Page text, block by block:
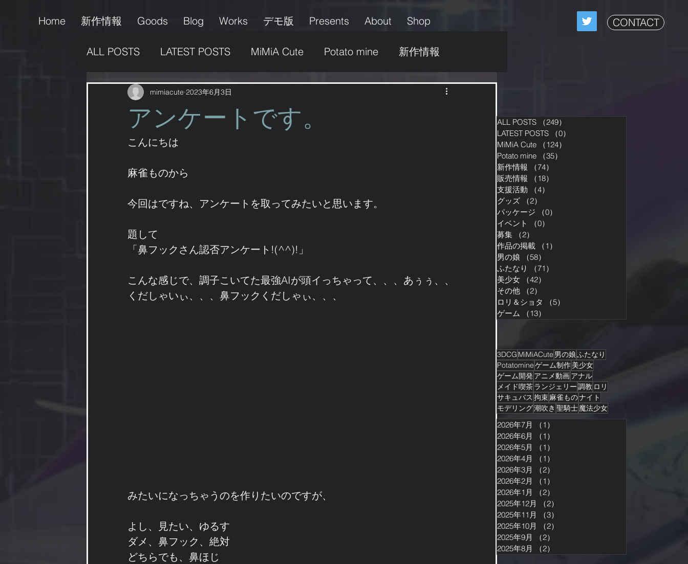
Home 新作情報 Goods Blog Works デモ版 Presents About Shop CONTACT
ALL POSTS LATEST POSTS MiMiA Cute Potato mine 新作情報
販売情報 支援活動 グッズ
男の娘 ふたなり 美少女
ゲーム
アンケートです。
mimiacute 2023年6月3日
こんにちは
麻雀ものから
今回はですね、アンケートを取ってみたいと思います。
題して
「鼻フックさん認否アンケート!(^^)!」
こんな感じで、調子こいてた最強AIが頭イっちゃって、、、あぅぅ、、
くだしゃいぃ、、、鼻フックくだしゃぃ、、、
みたいになっちゃうのを作りたいのですが、
よし、見たい、ゆるす
ダメ、鼻フック、絶対
どちらでも、鼻ほじ
ALL POSTS （249）
LATEST POSTS
（0）
MiMiA Cute
（124）
Potato mine
（35）
新作情報
（74）
販売情報
（18）
支援活動
（4）
グッズ
（2）
パッケージ
（0）
イベント
（0）
募集
（2）
作品の掲載
（1）
男の娘
（58）
ふたなり
（71）
美少女
（42）
その他
（2）
ロリ＆ショタ
（5）
ゲーム
（13）
3DCG MiMiACute 男の娘ふたなり
Potatomineゲーム制作美少女
ゲーム開発 アニメ動画アナル
メイド喫茶ランジェリー調教 ロリ
サキュバス 拘束麻雀ものナイト
モデリング潮吹き 聖騎士魔法少女
2026年7月 （1）
2026年6月
（1）
2026年5月
（1）
2026年4月
（1）
2026年3月
（2）
2026年2月
（1）
2026年1月
（2）
2025年12月
（2）
2025年11月
（3）
2025年10月
（2）
2025年9月
（2）
2025年8月
（2）